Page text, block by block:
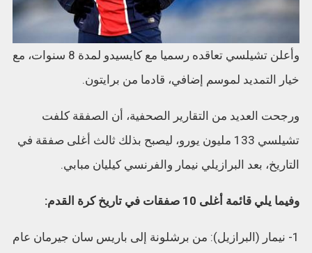
وأعلن تشيلسي تعاقده رسميا مع كايسيدو لمدة 8 سنوات، مع
خيار التمديد لموسم إضافي، قادما من برايتون.
ورجحت العديد من التقارير الصحفية، أن الصفقة كلفت
تشيلسي 133 مليون يورو، ليصبح بذلك ثالث أغلى صفقة في
التاريخ، بعد البرازيلي نيمار والفرنسي كيليان مبابي.
وفيما يلي قائمة أغلى 10 صفقات في تاريخ كرة القدم:
1- نيمار (البرازيل): من برشلونة إلى باريس سان جيرمان عام